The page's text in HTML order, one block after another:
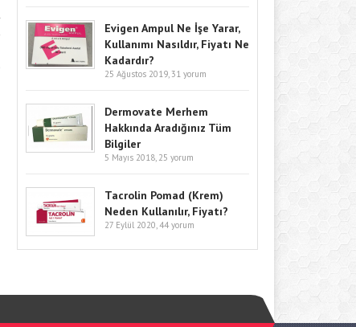
Evigen Ampul Ne İşe Yarar,
Kullanımı Nasıldır, Fiyatı Ne
Kadardır?
25 Ağustos 2019, 31 yorum
Dermovate Merhem
Hakkında Aradığınız Tüm
Bilgiler
5 Mayıs 2018, 25 yorum
Tacrolin Pomad (Krem)
Neden Kullanılır, Fiyatı?
27 Eylül 2020,44 yorum